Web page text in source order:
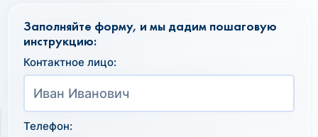
Заполняйте форму, и мы дадим пошаговую
инструкцию:
Контактное лицо:
Телефон: